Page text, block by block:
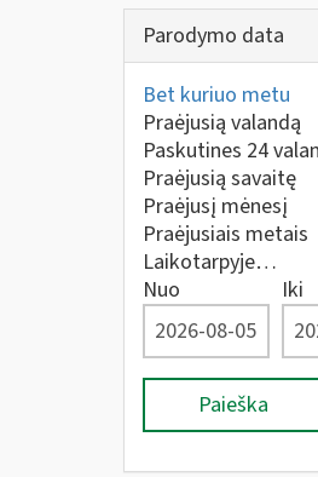
Parodymo data
Bet kuriuo metu
Praėjusią valandą
Paskutines 24
Praėjusią savaitę
Praėjusį mėnesį
Praėjusiais metais
Laikotarpyje…
Nuo
Iki
Paieška